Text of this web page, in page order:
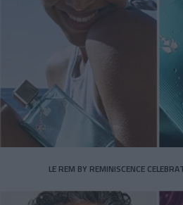
LE REM BY REMINISCENCE